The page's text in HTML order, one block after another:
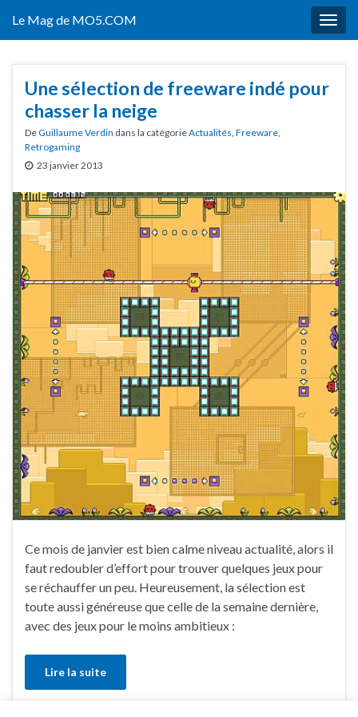
Le Mag de MO5.COM
Une sélection de freeware indé pour
chasser la neige
DeGuillaume Verdin dans la catégorieActualités, Freeware,
Retrogaming
23 janvier 2013
Ce mois de janvier est bien calme niveau actualité, alors il
faut redoubler d’effort pour trouver quelques jeux pour
se réchauffer un peu. Heureusement, la sélection est
toute aussi généreuse que celle de la semaine dernière,
avec des jeux pour le moins ambitieux :
Lire la suite